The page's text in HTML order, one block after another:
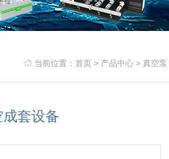
当前位置： 首页> 产品中心> 真空泵
套设备